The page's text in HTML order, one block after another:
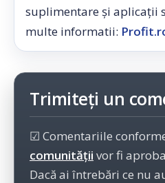
suplimentare și aplicații
multe informatii:
Trimiteți un
☑ Comentariile
comunității vor fi
Dacă ai întrebări ce nu